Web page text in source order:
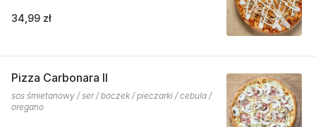
34,99 zł
Pizza Carbonara II
sos śmietanowy / ser / boczek / pieczarki / cebula /
oregano